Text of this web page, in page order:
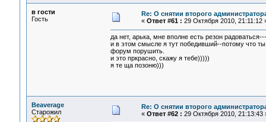
в гости
Гость
Re: О снятии второго
« Ответ #61 : 29 Октября 2010, 21:11:12
да нет, арька, мне вполне есть резон
и в этом смысле я тут победивший--потому что
форум порушить.
и это пркрасно, скажу я тебе)))))
я те ща позоню)))
Beaverage
Старожил
Re: О снятии второго
« Ответ #62 : 29 Октября 2010, 21:13:43